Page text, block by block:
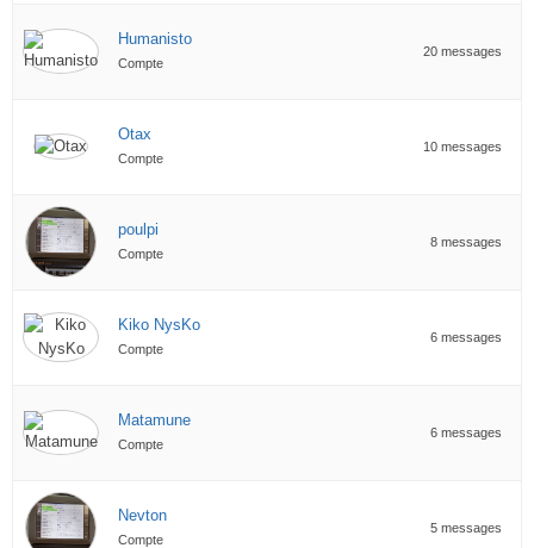
Humanisto
Compte
20 messages
Otax
Compte
10 messages
poulpi
Compte
8 messages
Kiko NysKo
Compte
6 messages
Matamune
Compte
6 messages
Nevton
Compte
5 messages